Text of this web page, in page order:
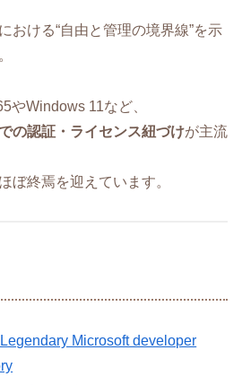
おける“自由と管理の境界線”を示
やWindows 11など、
の認証・ライセンス紐づけが主流
ぼ終焉を迎えています。
Microsoft developer